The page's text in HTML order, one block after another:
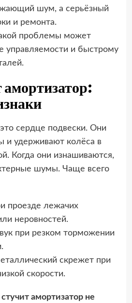
шум, а серьёзный
и ремонта.
проблемы может
управляемости и быстрому
сердце подвески. Они
и удерживают колёса в
Когда они изнашиваются,
шумы. Чаще всего
проезде лежачих
неровностей.
при резком торможении
скрежет при
скорости.
стучит амортизатор не